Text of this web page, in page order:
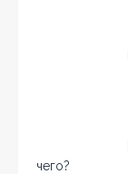
чего?